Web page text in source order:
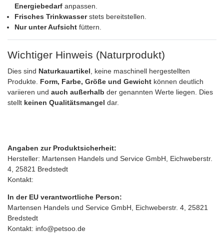
Energiebedarf anpassen.
Frisches Trinkwasserstets bereitstellen.
Nur unter Aufsicht füttern.
Wichtiger Hinweis (Naturprodukt)
Dies sind Naturkauartikel , keine maschinell hergestellten
Produkte. Form, Farbe, Größe und Gewicht können deutlich
variieren und auch außerhalb der genannten Werte liegen. Dies
stellt keinen Qualitätsmangel dar.
Angaben zur Produktsicherheit:
Hersteller: Martensen Handels und Service GmbH, Eichweberstr.
4, 25821 Bredstedt
Kontakt:
In der EU verantwortliche Person:
Martensen Handels und Service GmbH, Eichweberstr. 4, 25821
Bredstedt
Kontakt: info@petsoo.de